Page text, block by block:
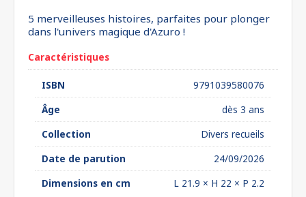
5 merveilleuses histoires, parfaites pour plonger
dans l'univers magique d'Azuro !
Caractéristiques
ISBN
9791039580076
Âge
dès 3 ans
Collection
Divers recueils
Date de parution
24/09/2026
Dimensions en cm
L 21.9 × H 22 × P 2.2